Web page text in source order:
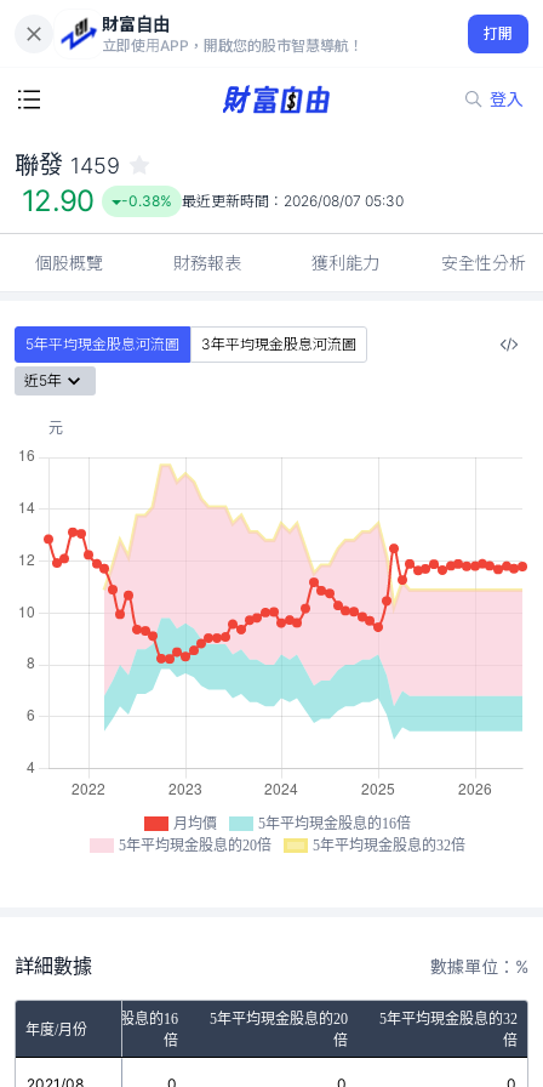
財富自由
立即使用APP，開啟您的股市智慧導航！
打開
登入
12.90
-0.38%
聯發 1459
12.90 -0.38% 最近更新時間： 2026/08/07 05:30
個股概覽 財務報表 獲利能力 安全性分析
5年平均現金股息河流圖
3年平均現金股息河流圖
近5年
月均價
5年平均現金股息的16倍
5年平均現金股息的20倍
5年平均現金股息的32倍
詳細數據 數據單位：%
年度/月份
5年平均現金股息的16
倍
5年平均現金股息的20
倍
5年平均現金股息的32
倍